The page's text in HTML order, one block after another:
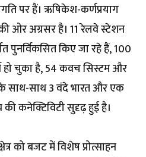
पर हैं। ऋषिकेश-कर्णप्रयाग
ओर अग्रसर है। 11 रेलवे स्टेशन
पुनर्विकसित किए जा रहे हैं, 100
हो चुका है, 54 कवच सिस्टम और
साथ-साथ 3 वंदे भारत और एक
कनेक्टिविटी सुदृढ़ हुई है।
को बजट में विशेष प्रोत्साहन